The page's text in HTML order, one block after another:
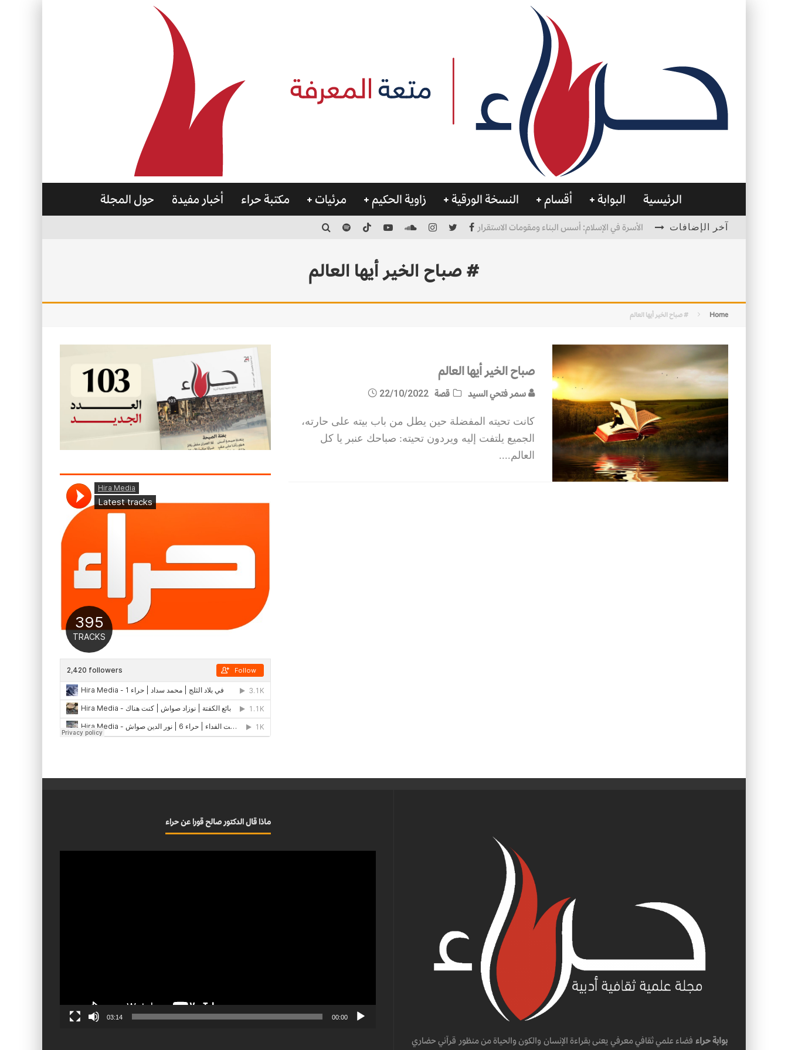
الرئيسية البوابة أقسام النسخة الورقية زاوية الحكيم مرئيات مكتبة حراء أخبار مفيدة حول المجلة
آخر الإضافات الأسرة في الإسلام: أسس البناء ومقومات الاستقرار
# صباح الخير أيها العالم
Home # صباح الخير أيها العالم
صباح الخير أيها العالم
سمر فتحي السيد قصة 22/10/2022
كانت تحيته المفضلة حين يطل من باب بيته على حارته،
الجميع يلتفت إليه ويردون تحيته: صباحك عنبر يا كل
العالم....
بوابة حراء فضاء علمي ثقافي معرفي يعنى بقراءة الإنسان والكون والحياة من منظور قرآني حضاري
ماذا قال الدكتور صالح قورا عن حراء
00:00
03:14